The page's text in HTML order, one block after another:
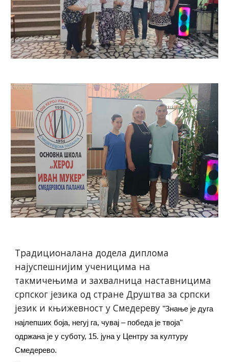
Традиционалана додела диплома
најуспешнијим ученицима на
такмичењима и захвалница наставницима
српског језика од стране Друштва за српски
језик и књижевност у Смедереву"Знање је дуга
најлепших боја, негуј га, чувај – победа је твоја"
одржана је у суботу, 15. јуна у Центру за културу
Смедерево.